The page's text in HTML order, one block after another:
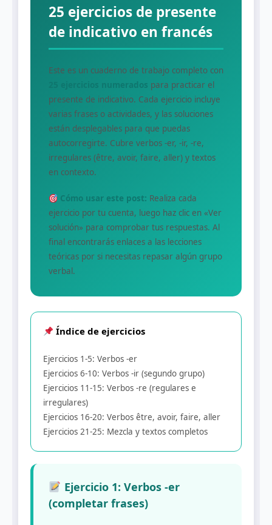
25 ejercicios de presente
de indicativo en francés
Este es un cuaderno de trabajo completo con
25 ejercicios numerados para practicar el
presente de indicativo. Cada ejercicio incluye
varias frases o actividades, y las soluciones
están desplegables para que puedas
autocorregirte. Cubre verbos -er, -ir, -re,
irregulares (être, avoir, faire, aller) y textos
en contexto.
Cómo usar este post: Realiza cada
ejercicio por tu cuenta, luego haz clic en «Ver
solución» para comprobar tus respuestas. Al
final encontrarás enlaces a las lecciones
teóricas por si necesitas repasar algún grupo
verbal.
Índice de ejercicios
Ejercicios 1-5: Verbos -er
Ejercicios 6-10: Verbos -ir (segundo grupo)
Ejercicios 11-15: Verbos -re (regulares e
irregulares)
Ejercicios 16-20: Verbos être, avoir, faire, aller
Ejercicios 21-25: Mezcla y textos completos
Ejercicio 1: Verbos -er
(completar frases)